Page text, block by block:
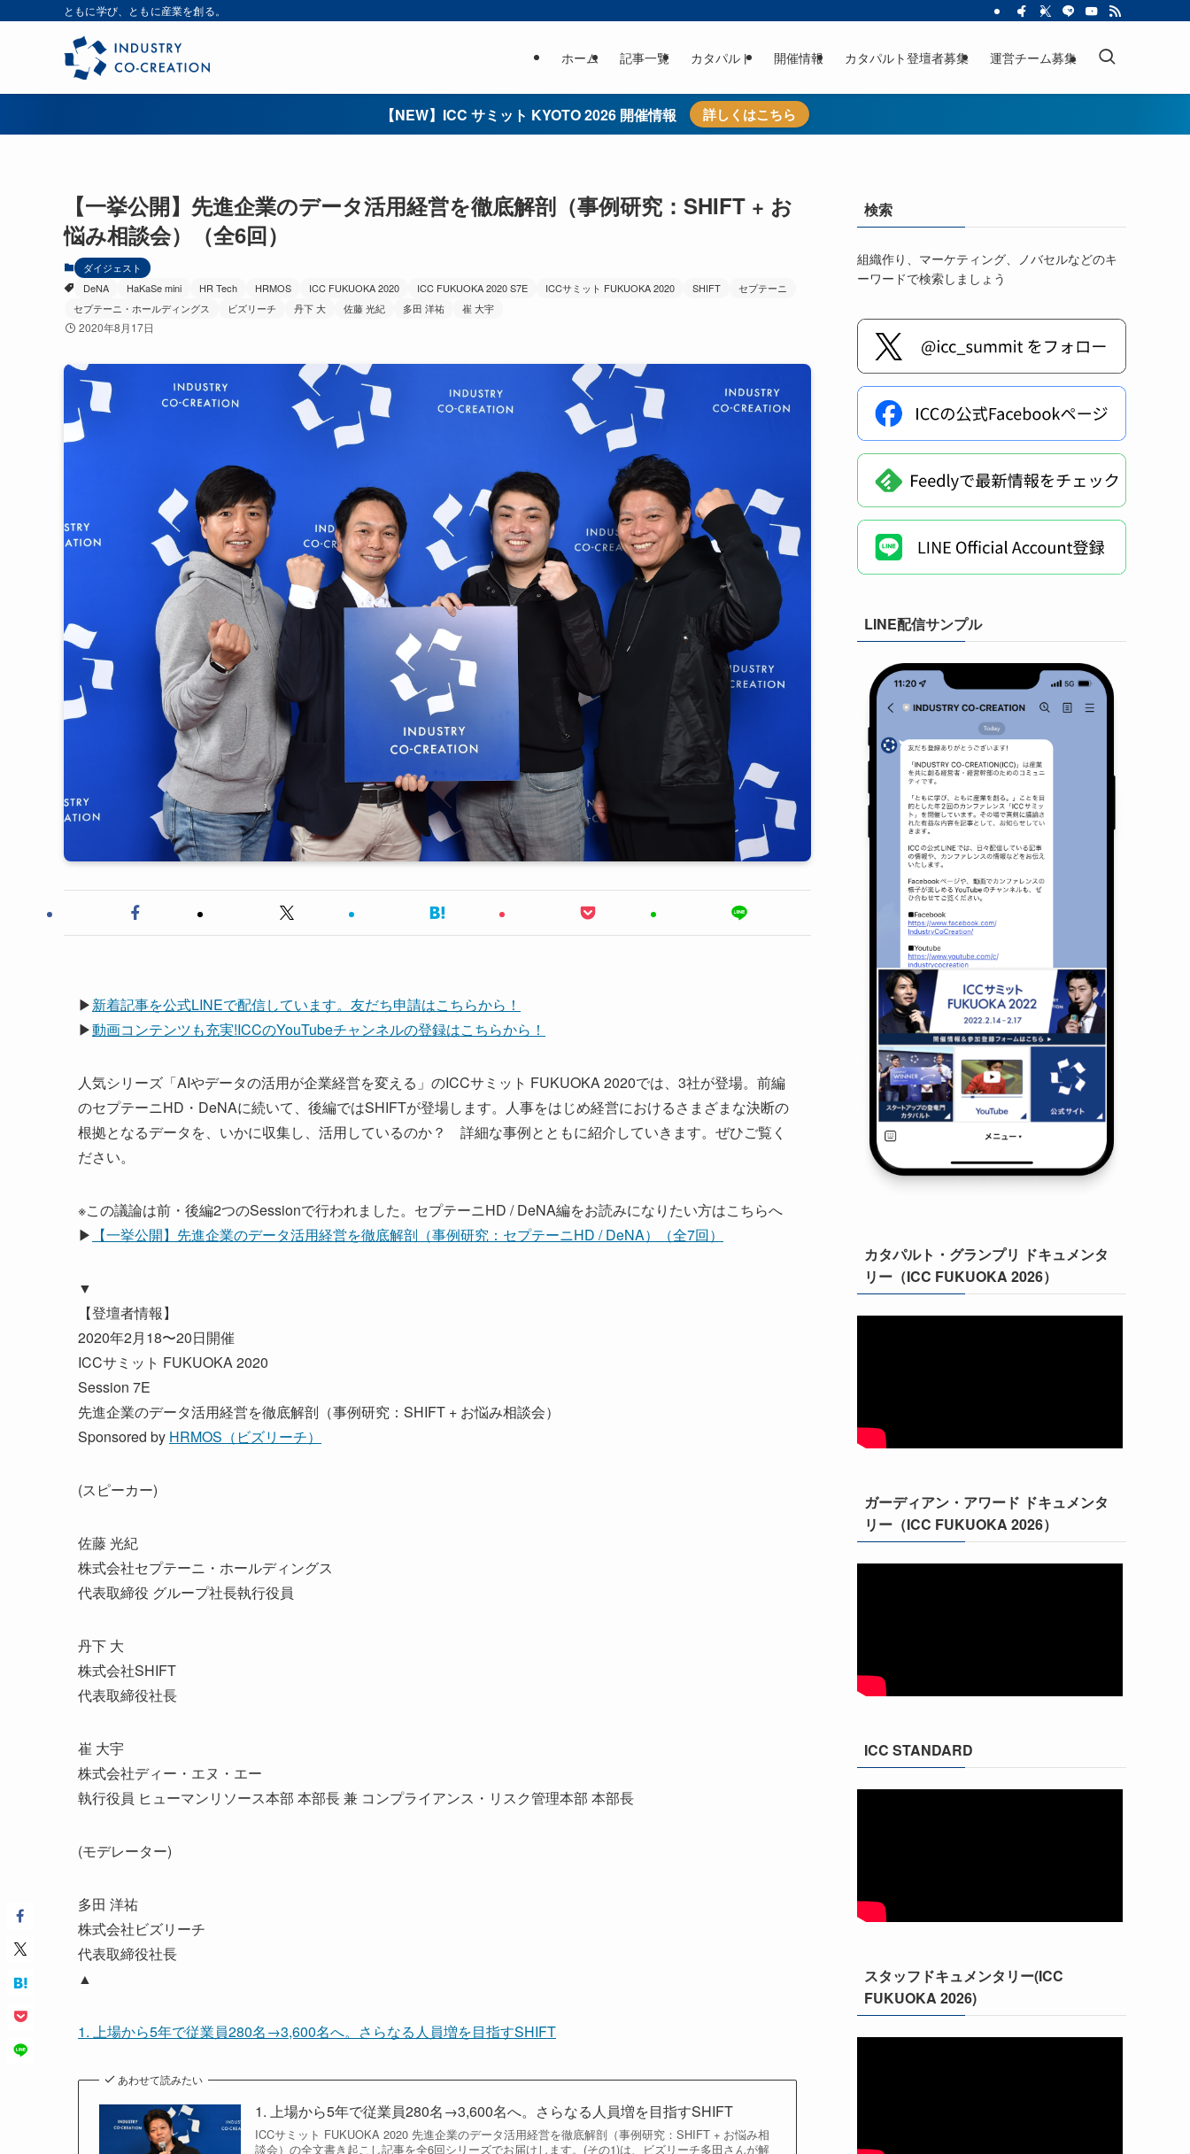
ともに学び、ともに産業を創る。
ホーム 記事一覧 カタパルト 開催情報 カタパルト登壇者募集 運営チーム募集
【NEW】ICC サミット KYOTO 2026 開催情報 詳しくはこちら
【一挙公開】先進企業のデータ活用経営を徹底解剖（事例研究：SHIFT + お
悩み相談会）（全6回）
ダイジェスト
DeNA
HaKaSe mini HR Tech HRMOS ICC FUKUOKA 2020 ICC FUKUOKA 2020 S7E ICCサミット FUKUOKA 2020 SHIFT
セプテーニ
セプテーニ・ホールディングス
ビズリーチ 丹下 大 佐藤 光紀 多田 洋祐 崔 大宇
2020年8月17日
▶新着記事を公式LINEで配信しています。友だち申請はこちらから！
▶動画コンテンツも充実!ICCのYouTubeチャンネルの登録はこちらから！
人気シリーズ「AIやデータの活用が企業経営を変える」のICCサミット FUKUOKA 2020では、3社が登場。前編
のセプテーニHD・DeNAに続いて、後編ではSHIFTが登場します。人事をはじめ経営におけるさまざまな決断の
根拠となるデータを、いかに収集し、活用しているのか？ 詳細な事例とともに紹介していきます。ぜひご覧く
ださい。
※この議論は前・後編2つのSessionで行われました。セプテーニHD / DeNA編をお読みになりたい方はこちらへ
▶ 【一挙公開】先進企業のデータ活用経営を徹底解剖（事例研究：セプテーニHD / DeNA）（全7回）
▼
【登壇者情報】
2020年2月18〜20日開催
ICCサミット FUKUOKA 2020
Session 7E
先進企業のデータ活用経営を徹底解剖（事例研究：SHIFT + お悩み相談会）
Sponsored by HRMOS（ビズリーチ）
(スピーカー)
佐藤 光紀
株式会社セプテーニ・ホールディングス
代表取締役 グループ社長執行役員
丹下 大
株式会社SHIFT
代表取締役社長
崔 大宇
株式会社ディー・エヌ・エー
執行役員 ヒューマンリソース本部 本部長 兼 コンプライアンス・リスク管理本部 本部長
(モデレーター)
多田 洋祐
株式会社ビズリーチ
代表取締役社長
▲
1. 上場から5年で従業員280名→3,600名へ。さらなる人員増を目指すSHIFT
あわせて読みたい
1. 上場から5年で従業員280名→3,600名へ。さらなる人員増を目指すSHIFT
ICCサミット FUKUOKA 2020 先進企業のデータ活用経営を徹底解剖（事例研究：SHIFT + お悩み相
談会）の全文書き起こし記事を全6回シリーズでお届けします。(その1)は、ビズリーチ多田さんが解
検索
組織作り、マーケティング、ノバセルなどのキ
ーワードで検索しましょう
LINE配信サンプル
カタパルト・グランプリ ドキュメンタ
リー（ICC FUKUOKA 2026）
ガーディアン・アワード ドキュメンタ
リー（ICC FUKUOKA 2026）
ICC STANDARD
スタッフドキュメンタリー(ICC
FUKUOKA 2026)